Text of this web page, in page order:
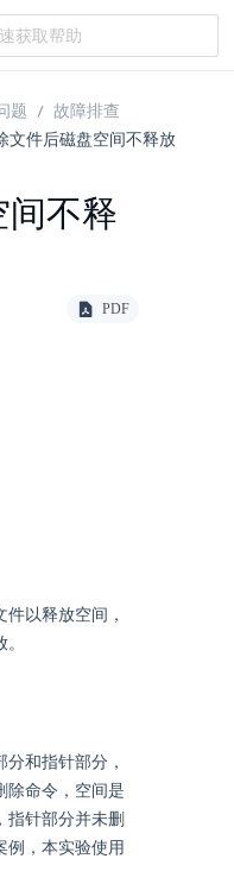
题
故障排查
文件后磁盘空间不释放
间不释
PDF
以释放空间，
和指针部分，
除命令，空间是
指针部分并未删
例，本实验使用